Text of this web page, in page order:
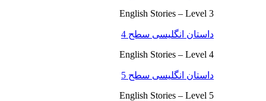
English Stories – Level 3
داستان انگلیسی سطح 4
English Stories – Level 4
داستان انگلیسی سطح 5
English Stories – Level 5